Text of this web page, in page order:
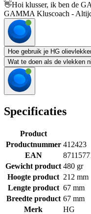
👋Hoi klusser, ik ben de
GAMMA Kluscoach -
Hoe gebruik je HG
Wat te doen als de vlekken
Specificaties
Product
Productnummer 412423
EAN
Gewicht product 480 gr
Hoogte product 212 mm
Lengte product 67 mm
Breedte product 67 mm
Merk
HG